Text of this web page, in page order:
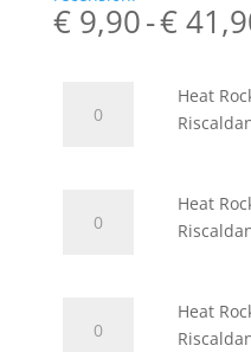
€9,90-€
Rock
Heat
Rock
Heat
Rock
Heat